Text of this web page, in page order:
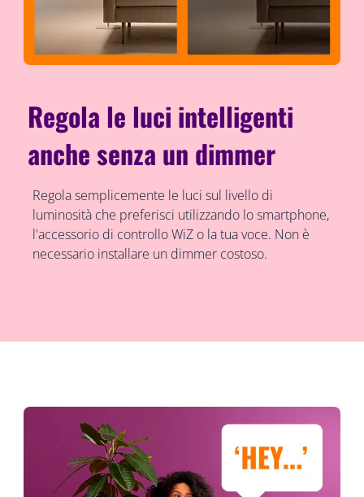
Regola le luci intelligenti
anche senza un dimmer
Regola semplicemente le luci sul livello di
luminosità che preferisci utilizzando lo smartphone,
l'accessorio di controllo WiZ o la tua voce. Non è
necessario installare un dimmer costoso.